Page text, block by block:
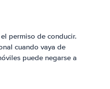
permiso de conducir.
cuando vaya de
puede negarse a